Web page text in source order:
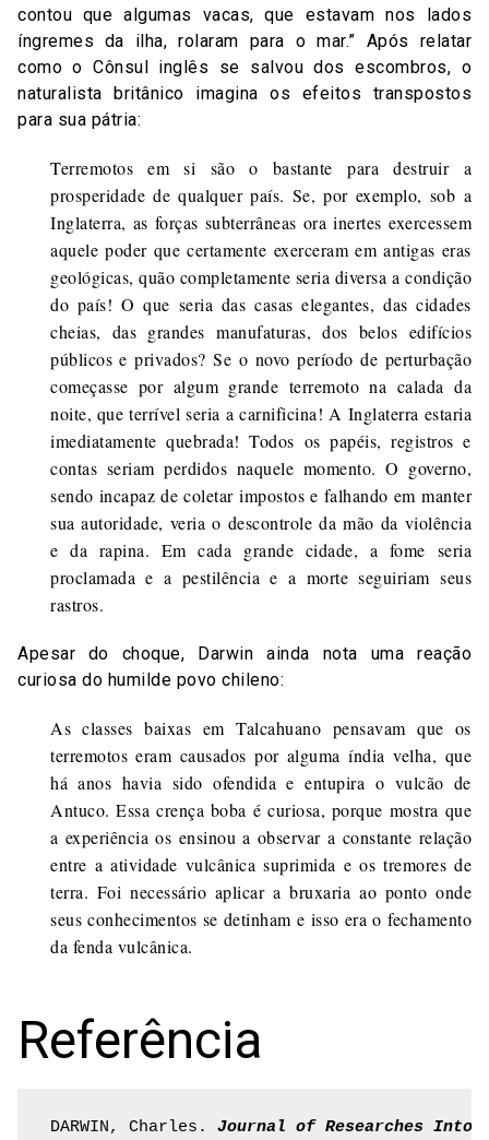
contou que algumas vacas, que estavam nos lados
íngremes da ilha, rolaram para o mar.” Após relatar
como o Cônsul inglês se salvou dos escombros, o
naturalista britânico imagina os efeitos transpostos
para sua pátria:
Terremotos em si são o bastante para destruir a
prosperidade de qualquer país. Se, por exemplo, sob a
Inglaterra, as forças subterrâneas ora inertes exercessem
aquele poder que certamente exerceram em antigas eras
geológicas, quão completamente seria diversa a condição
do país! O que seria das casas elegantes, das cidades
cheias, das grandes manufaturas, dos belos edifícios
públicos e privados? Se o novo período de perturbação
começasse por algum grande terremoto na calada da
noite, que terrível seria a carnificina! A Inglaterra estaria
imediatamente quebrada! Todos os papéis, registros e
contas seriam perdidos naquele momento. O governo,
sendo incapaz de coletar impostos e falhando em manter
sua autoridade, veria o descontrole da mão da violência
e da rapina. Em cada grande cidade, a fome seria
proclamada e a pestilência e a morte seguiriam seus
rastros.
Apesar do choque, Darwin ainda nota uma reação
curiosa do humilde povo chileno:
As classes baixas em Talcahuano pensavam que os
terremotos eram causados por alguma índia velha, que
há anos havia sido ofendida e entupira o vulcão de
Antuco. Essa crença boba é curiosa, porque mostra que
a experiência os ensinou a observar a constante relação
entre a atividade vulcânica suprimida e os tremores de
terra. Foi necessário aplicar a bruxaria ao ponto onde
seus conhecimentos se detinham e isso era o fechamento
da fenda vulcânica.
Referência
DARWIN, Charles. Journal of Researches Into